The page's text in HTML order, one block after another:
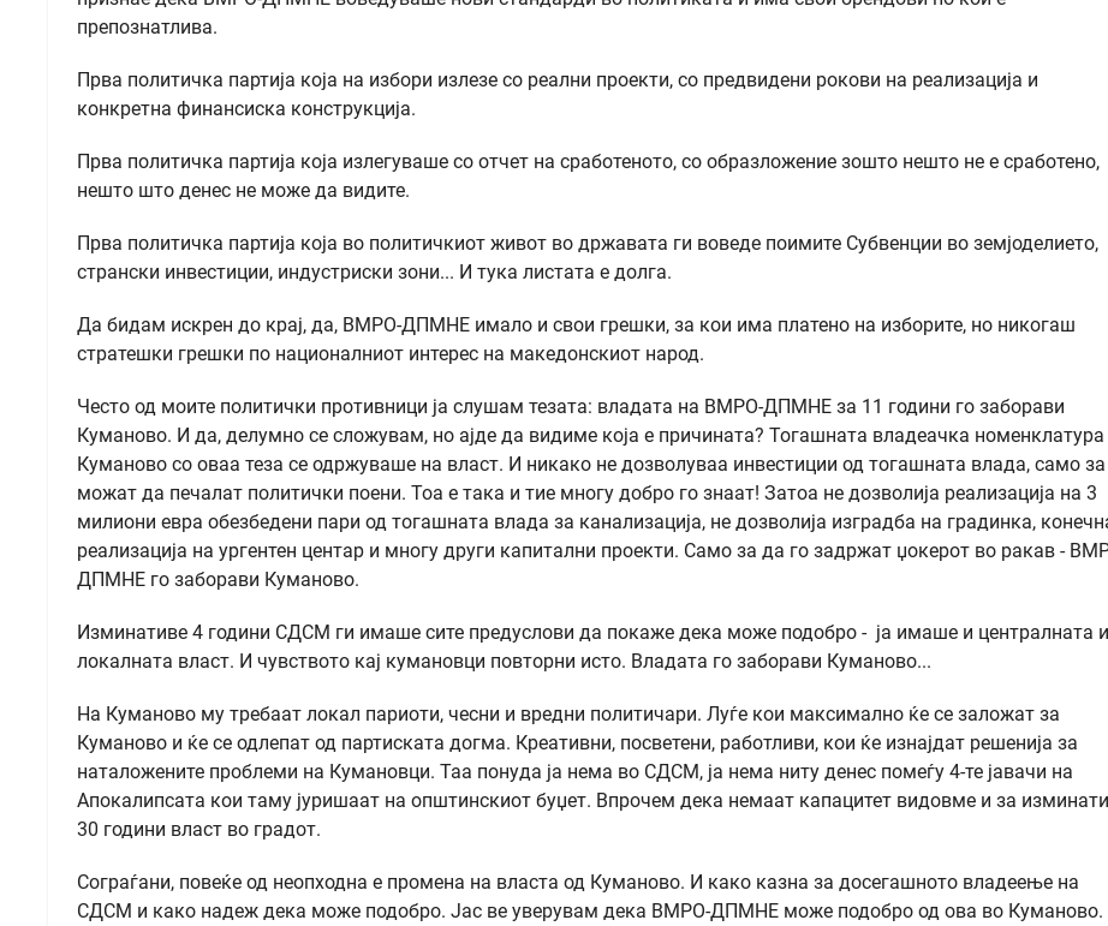
препознатлива.
Прва политичка партија која на избори излезе со реални проекти, со предвидени рокови на реализација и
конкретна финансиска конструкција.
Прва политичка партија која излегуваше со отчет на сработеното, со образложение зошто нешто не е сработено,
нешто што денес не може да видите.
Прва политичка партија која во политичкиот живот во државата ги воведе поимите Субвенции во земјоделието,
странски инвестиции, индустриски зони... И тука листата е долга.
Да бидам искрен до крај, да, ВМРО-ДПМНЕ имало и свои грешки, за кои има платено на изборите, но никогаш
стратешки грешки по националниот интерес на македонскиот народ.
Често од моите политички противници ја слушам тезата: владата на ВМРО-ДПМНЕ за 11 години го заборави
Куманово. И да, делумно се сложувам, но ајде да видиме која е причината? Тогашната владеачка
Куманово со оваа теза се одржуваше на власт. И никако не дозволуваа инвестиции од тогашната влада, само
можат да печалат политички поени. Тоа е така и тие многу добро го знаат! Затоа не дозволија реализација на 3
милиони евра обезбедени пари од тогашната влада за канализација, не дозволија изградба на градинка,
реализација на ургентен центар и многу други капитални проекти. Само за да го задржат џокерот во ракав -
ДПМНЕ го заборави Куманово.
Изминативе 4 години СДСМ ги имаше сите предуслови да покаже дека може подобро - ја имаше и централната и
локалната власт. И чувството кај кумановци повторни исто. Владата го заборави Куманово...
На Куманово му требаат локал париоти, чесни и вредни политичари. Луѓе кои максимално ќе се заложат за
Куманово и ќе се одлепат од партиската догма. Креативни, посветени, работливи, кои ќе изнајдат решенија за
наталожените проблеми на Кумановци. Таа понуда ја нема во СДСМ, ја нема ниту денес помеѓу 4-те јавачи на
Апокалипсата кои таму јуришаат на општинскиот буџет. Впрочем дека немаат капацитет видовме и за
30 години власт во градот.
Сограѓани, повеќе од неопходна е промена на власта од Куманово. И како казна за досегашното владеење на
СДСМ и како надеж дека може подобро. Јас ве уверувам дека ВМРО-ДПМНЕ може подобро од ова во Куманово.